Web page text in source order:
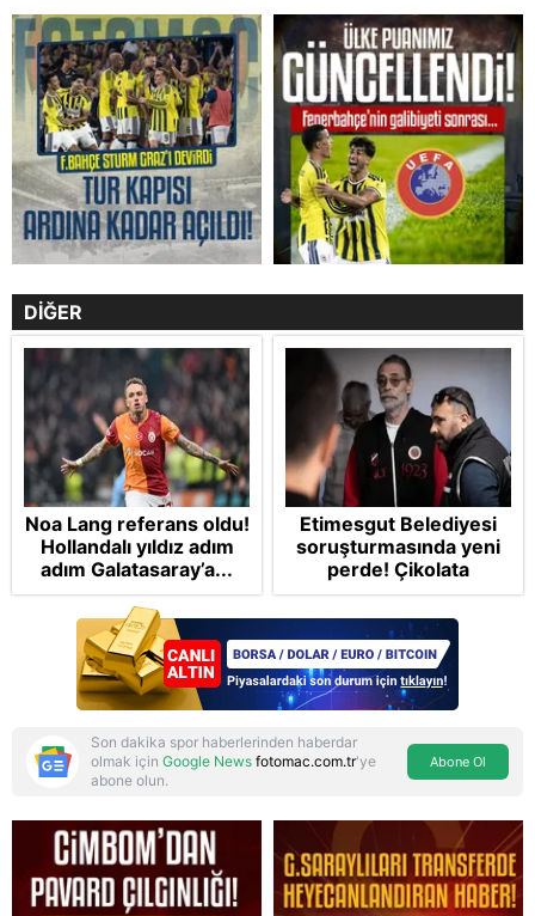
Reddet
DİĞER
Noa Lang referans oldu!
Hollandalı yıldız adım
adım Galatasaray’a...
Etimesgut Belediyesi
soruşturmasında yeni
perde! Çikolata
kutusunda rüşvet ve
gizli oda iddiaları
dosyada
Son dakika spor haberlerinden haberdar
olmak için Google News fotomac.com.tr'ye
abone olun.
Abone Ol